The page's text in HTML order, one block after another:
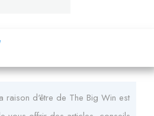
raison d'être de The Big Win est